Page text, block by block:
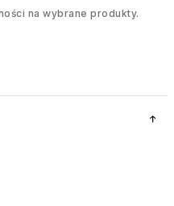
na wybrane produkty.